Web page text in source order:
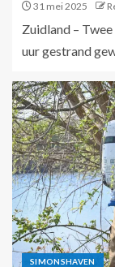
31 mei 2025
Zuidland –
uur gestrand
SIMONSHAVEN